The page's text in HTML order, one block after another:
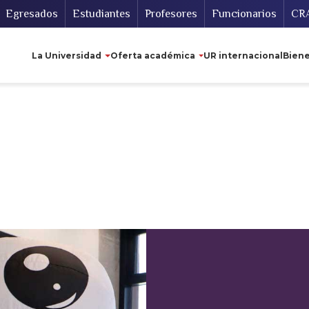
Egresados Estudiantes Profesores Funcionarios
La Universidad Oferta académica UR internacional